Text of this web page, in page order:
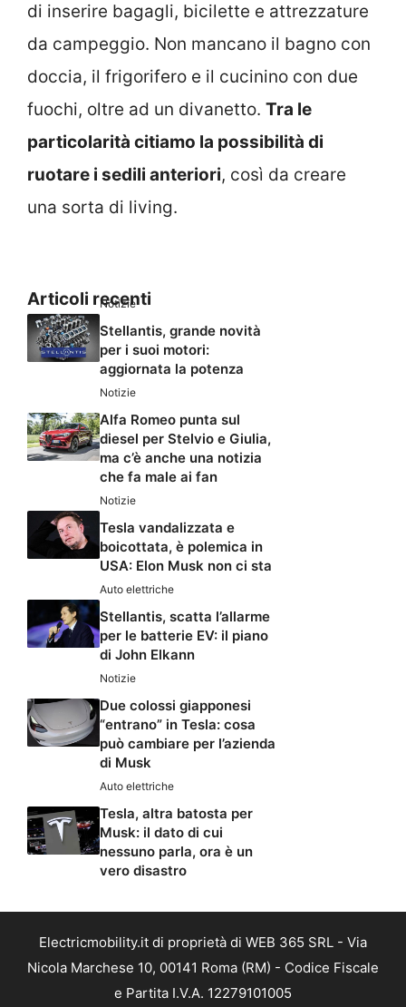
di inserire bagagli, bicilette e attrezzature
da campeggio. Non mancano il bagno con
doccia, il frigorifero e il cucinino con due
fuochi, oltre ad un divanetto. Tra le
particolarità citiamo la possibilità di
ruotare i sedili anteriori, così da creare
una sorta di living.
Articoli recenti
Notizie
Stellantis, grande novità
per i suoi motori:
aggiornata la potenza
Notizie
Alfa Romeo punta sul
diesel per Stelvio e Giulia,
ma c’è anche una notizia
che fa male ai fan
Notizie
Tesla vandalizzata e
boicottata, è polemica in
USA: Elon Musk non ci sta
Auto elettriche
Stellantis, scatta l’allarme
per le batterie EV: il piano
di John Elkann
Notizie
Due colossi giapponesi
“entrano” in Tesla: cosa
può cambiare per l’azienda
di Musk
Auto elettriche
Tesla, altra batosta per
Musk: il dato di cui
nessuno parla, ora è un
vero disastro
Electricmobility.it di proprietà di WEB 365 SRL - Via
Nicola Marchese 10, 00141 Roma (RM) - Codice Fiscale
e Partita I.V.A. 12279101005